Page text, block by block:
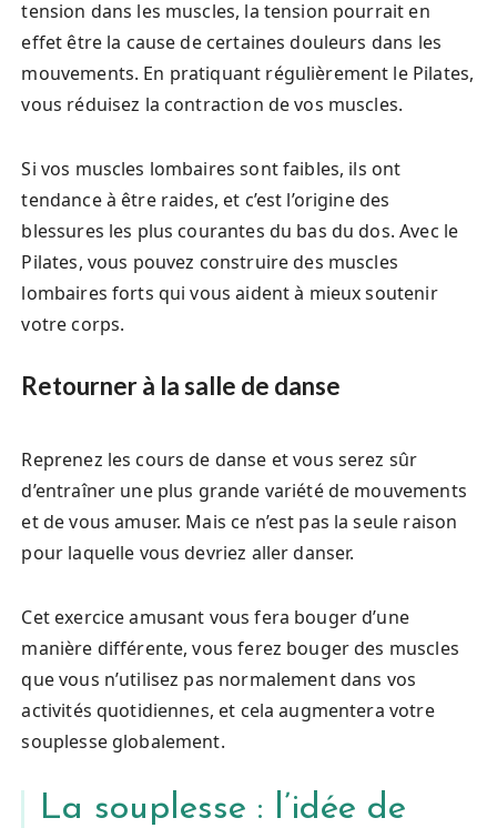
tension dans les muscles, la tension pourrait en
effet être la cause de certaines douleurs dans les
mouvements. En pratiquant régulièrement le Pilates,
vous réduisez la contraction de vos muscles.
Si vos muscles lombaires sont faibles, ils ont
tendance à être raides, et c’est l’origine des
blessures les plus courantes du bas du dos. Avec le
Pilates, vous pouvez construire des muscles
lombaires forts qui vous aident à mieux soutenir
votre corps.
Retourner à la salle de danse
Reprenez les cours de danse et vous serez sûr
d’entraîner une plus grande variété de mouvements
et de vous amuser. Mais ce n’est pas la seule raison
pour laquelle vous devriez aller danser.
Cet exercice amusant vous fera bouger d’une
manière différente, vous ferez bouger des muscles
que vous n’utilisez pas normalement dans vos
activités quotidiennes, et cela augmentera votre
souplesse globalement.
La souplesse : l’idée de